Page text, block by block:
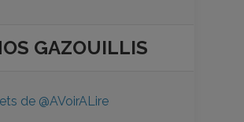
GAZOUILLIS
de @AVoirALire